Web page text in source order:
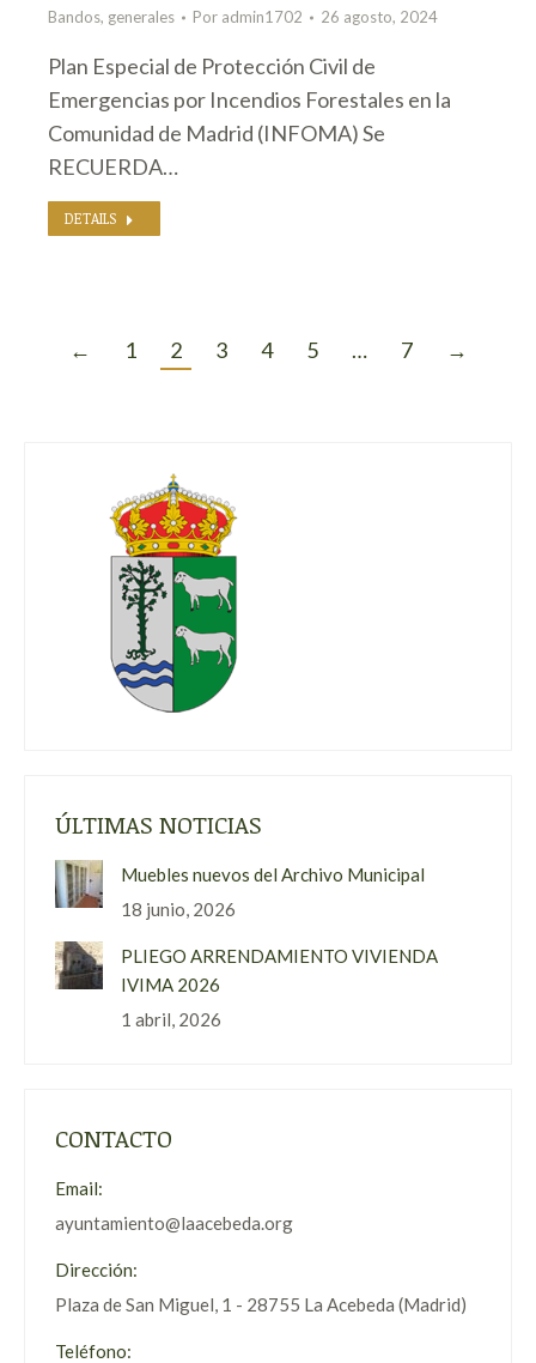
Bandos, generales Por admin1702 26 agosto, 2024
Plan Especial de Protección Civil de
Emergencias por Incendios Forestales en la
Comunidad de Madrid (INFOMA) Se
RECUERDA…
DETAILS
← 1 2 3 4 5 … 7 →
ÚLTIMAS NOTICIAS
Muebles nuevos del Archivo Municipal
18 junio, 2026
PLIEGO ARRENDAMIENTO VIVIENDA
IVIMA 2026
1 abril, 2026
CONTACTO
Email:
ayuntamiento@laacebeda.org
Dirección:
Plaza de San Miguel, 1 - 28755 La Acebeda (Madrid)
Teléfono: